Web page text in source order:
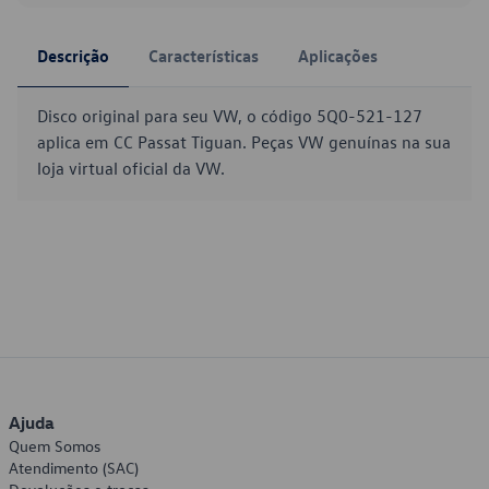
Descrição Características Aplicações
Disco original para seu VW, o código 5Q0-521-127
aplica em CC Passat Tiguan. Peças VW genuínas na sua
loja virtual oficial da VW.
Ajuda
Quem Somos
Atendimento (SAC)